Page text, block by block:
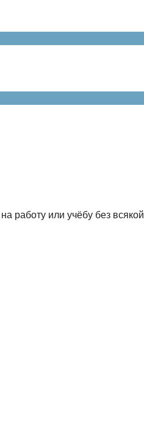
работу или учёбу без